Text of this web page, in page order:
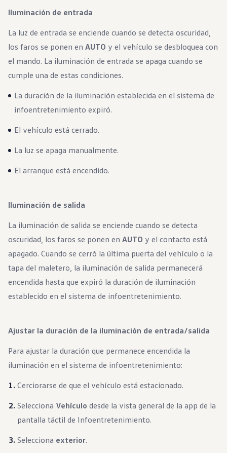
Iluminación de entrada
La luz de entrada se enciende cuando se detecta oscuridad,
los faros se ponen en AUTO y el vehículo se desbloquea con
el mando. La iluminación de entrada se apaga cuando se
cumple una de estas condiciones.
La duración de la iluminación establecida en el sistema de
infoentretenimiento expiró.
El vehículo está cerrado.
La luz se apaga manualmente.
El arranque está encendido.
Iluminación de salida
La iluminación de salida se enciende cuando se detecta
oscuridad, los faros se ponen en AUTO y el contacto está
apagado. Cuando se cerró la última puerta del vehículo o la
tapa del maletero, la iluminación de salida permanecerá
encendida hasta que expiró la duración de iluminación
establecido en el sistema de infoentretenimiento.
Ajustar la duración de la iluminación de entrada/salida
Para ajustar la duración que permanece encendida la
iluminación en el sistema de infoentretenimiento:
Cerciorarse de que el vehículo está estacionado.
Selecciona Vehículo desde la vista general de la app de la
pantalla táctil de Infoentretenimiento.
Selecciona exterior.